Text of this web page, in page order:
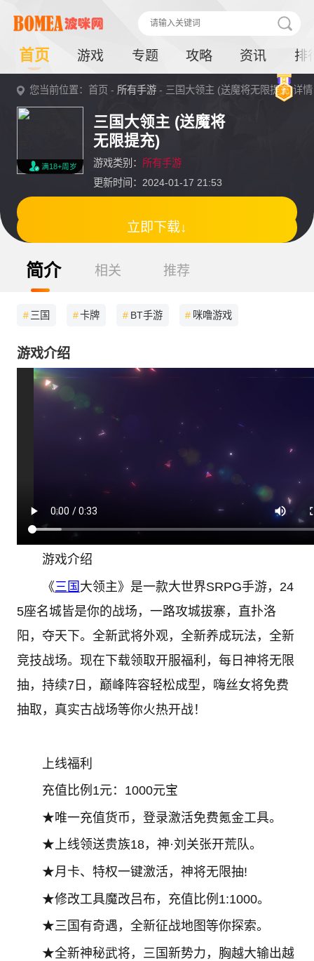
首页 游戏 专题 攻略 资讯 排
您当前位置：首页 - 所有手游 - 三国大领主 (送魔将无限提充)详情
满18+周岁
三国大领主 (送魔将
无限提充)
游戏类别： 所有手游
更新时间：2024-01-17 21:53
立即下载↓
简介 相关 推荐
#三国 #卡牌 # BT手游 # 咪噜游戏
游戏介绍
游戏介绍
《三国 大领主》是一款大世界SRPG手游，24
5座名城皆是你的战场，一路攻城拔寨，直扑洛
阳，夺天下。全新武将外观，全新养成玩法，全新
竞技战场。现在下载领取开服福利，每日神将无限
抽，持续7日，巅峰阵容轻松成型，嗨丝女将免费
抽取，真实古战场等你火热开战！
上线福利
充值比例1元：1000元宝
★唯一充值货币，登录激活免费氪金工具。
★上线领送贵族18，神·刘关张开荒队。
★月卡、特权一键激活，神将无限抽!
★修改工具魔改吕布，充值比例1:1000。
★三国有奇遇，全新征战地图等你探索。
★全新神秘武将，三国新势力，胸越大输出越